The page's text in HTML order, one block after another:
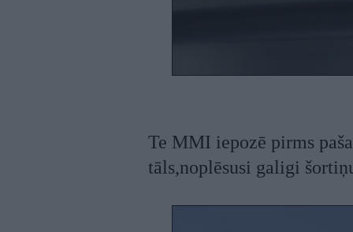
Te MMI iepozē pirms
tāls,noplēsusi galigi